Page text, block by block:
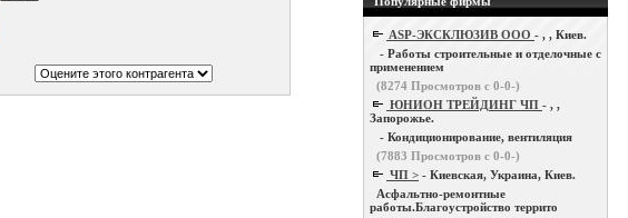
ASP-ЭКСКЛЮЗИВ ООО - , , Киев.
- Работы строительные и отделочные с
применением
(8274 Просмотров с 0-0-)
ЮНИОН ТРЕЙДИНГ ЧП - , ,
Запорожье.
- Кондиционирование, вентиляция
(7883 Просмотров с 0-0-)
ЧП > - Киевская, Украина, Киев.
Асфальтно-ремонтные
работы.Благоустройство террито